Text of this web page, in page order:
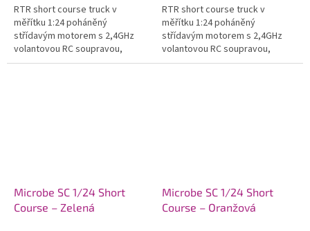
RTR short course truck v
měřítku 1:24 poháněný
střídavým motorem s 2,4GHz
volantovou RC soupravou,
včetně Li-Po pohonného
RTR short course truck v
měřítku 1:24 poháněný
střídavým motorem s 2,4GHz
volantovou RC soupravou,
včetně Li-Po pohonného
Microbe SC 1/24 Short
Course – Zelená
Microbe SC 1/24 Short
Course – Oranžová